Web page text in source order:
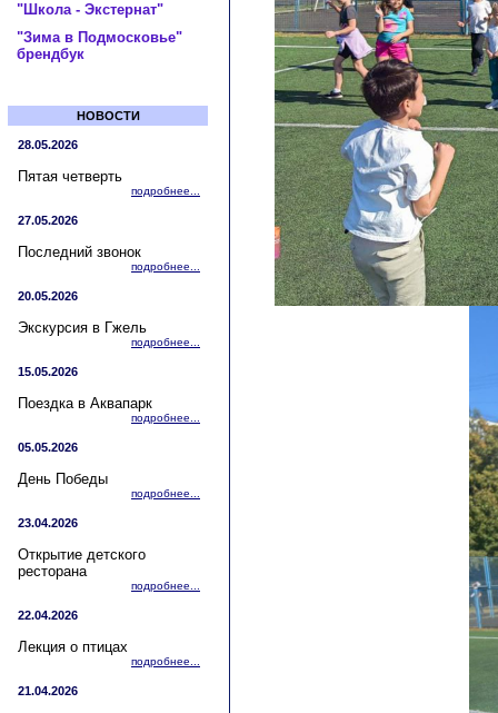
"Школа - Экстернат"
"Зима в Подмосковье"
брендбук
НОВОСТИ
28.05.2026
Пятая четверть
подробнее...
27.05.2026
Последний звонок
подробнее...
20.05.2026
Экскурсия в Гжель
подробнее...
15.05.2026
Поездка в Аквапарк
подробнее...
05.05.2026
День Победы
подробнее...
23.04.2026
Открытие детского
ресторана
подробнее...
22.04.2026
Лекция о птицах
подробнее...
21.04.2026